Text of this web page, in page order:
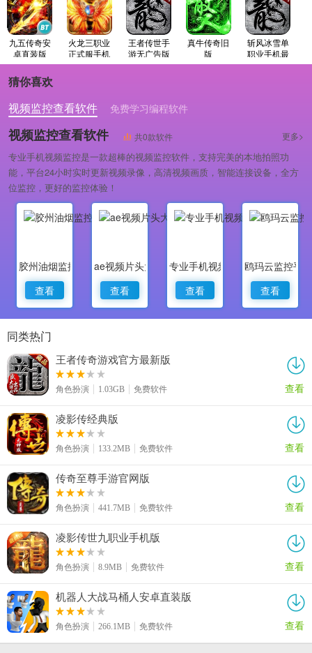
九五传奇安
卓直装版
火龙三职业
正式服手机
版
王者传世手
游无广告版
真牛传奇旧
版
斩风冰雪单
职业手机最
新版
猜你喜欢
视频监控查看软件
免费学习编程软件
专业做婚礼策划的软件
视频监控查看软件 共0款软件 更多>
专业手机视频监控是一款超棒的视频监控软件，支持完美的本地拍照功
能，平台24小时实时更新视频录像，高清视频画质，智能连接设备，全方
位监控，更好的监控体验！
胶州油烟监控
查看
ae视频片头大师
查看
专业手机视频监控
查看
鸥玛云监控平
查看
同类热门
王者传奇游戏官方最新版
角色扮演 1.03GB 免费软件 查看
凌影传经典版
角色扮演 133.2MB 免费软件 查看
传奇至尊手游官网版
角色扮演 441.7MB 免费软件 查看
凌影传世九职业手机版
角色扮演 8.9MB 免费软件 查看
机器人大战马桶人安卓直装版
角色扮演 266.1MB 免费软件 查看